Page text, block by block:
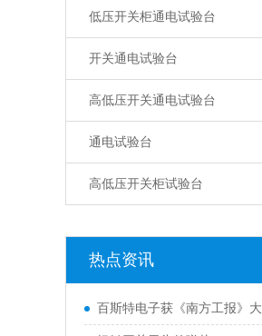
低压开关柜通电试验台
开关通电试验台
高低压开关通电试验台
通电试验台
高低压开关柜试验台
热点资讯
百斯特电子获《南方工报》大篇幅报